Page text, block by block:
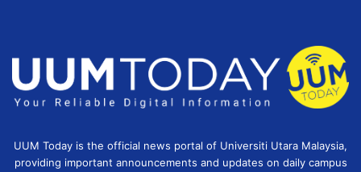
UUM Today is the official news portal of Universiti Utara Malaysia,
providing important announcements and updates on daily campus